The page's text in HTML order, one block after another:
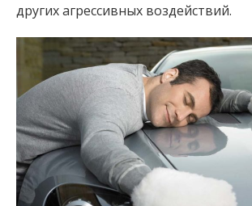
других агрессивных воздействий.